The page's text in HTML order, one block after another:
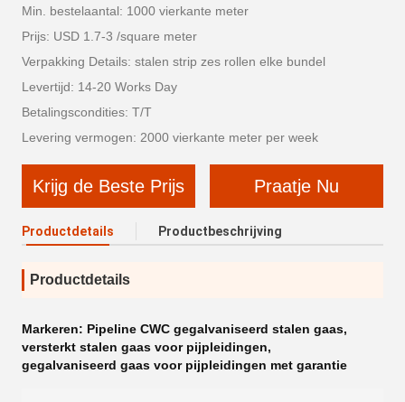
Min. bestelaantal: 1000 vierkante meter
Prijs: USD 1.7-3 /square meter
Verpakking Details: stalen strip zes rollen elke bundel
Levertijd: 14-20 Works Day
Betalingscondities: T/T
Levering vermogen: 2000 vierkante meter per week
Krijg de Beste Prijs Praatje Nu
Productdetails Productbeschrijving
Productdetails
Markeren: Pipeline CWC gegalvaniseerd stalen gaas,
versterkt stalen gaas voor pijpleidingen,
gegalvaniseerd gaas voor pijpleidingen met garantie